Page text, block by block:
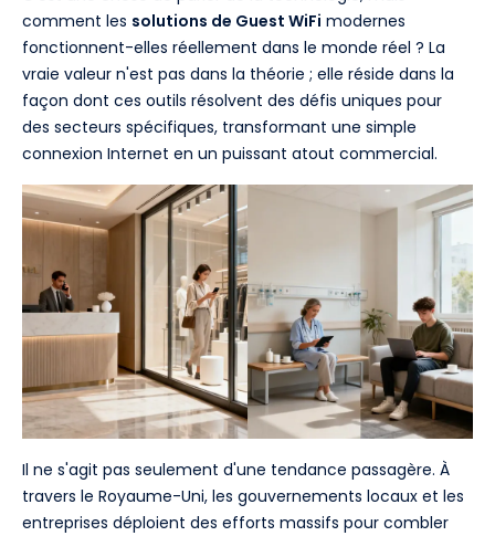
comment les solutions de Guest WiFi modernes
fonctionnent-elles réellement dans le monde réel ? La
vraie valeur n'est pas dans la théorie ; elle réside dans la
façon dont ces outils résolvent des défis uniques pour
des secteurs spécifiques, transformant une simple
connexion Internet en un puissant atout commercial.
Il ne s'agit pas seulement d'une tendance passagère. À
travers le Royaume-Uni, les gouvernements locaux et les
entreprises déploient des efforts massifs pour combler